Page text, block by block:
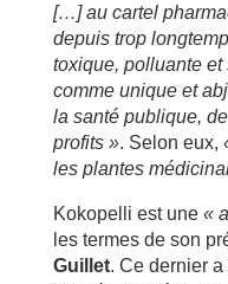
[…] au cartel
depuis trop
toxique, polluante
comme unique et
la santé publique,
profits ». Selon eux,
les plantes
Kokopelli est une «
les termes de son
Guillet. Ce dernier